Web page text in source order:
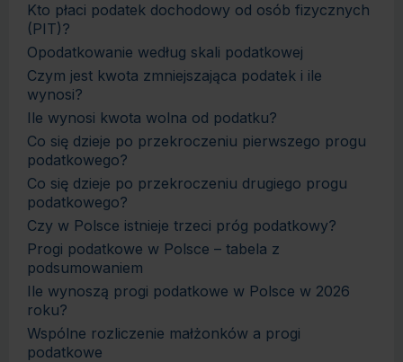
Kto płaci podatek dochodowy od osób fizycznych
(PIT)?
Opodatkowanie według skali podatkowej
Czym jest kwota zmniejszająca podatek i ile
wynosi?
Ile wynosi kwota wolna od podatku?
Co się dzieje po przekroczeniu pierwszego progu
podatkowego?
Co się dzieje po przekroczeniu drugiego progu
podatkowego?
Czy w Polsce istnieje trzeci próg podatkowy?
Progi podatkowe w Polsce – tabela z
podsumowaniem
Ile wynoszą progi podatkowe w Polsce w 2026
roku?
Wspólne rozliczenie małżonków a progi
podatkowe